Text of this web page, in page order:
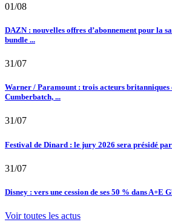
01/08
DAZN : nouvelles offres d’abonnement pour la
bundle ...
31/07
Warner / Paramount : trois acteurs britanniques
Cumberbatch, ...
31/07
Festival de Dinard : le jury 2026 sera présidé
31/07
Disney : vers une cession de ses 50 % dans A+E
Voir toutes les actus